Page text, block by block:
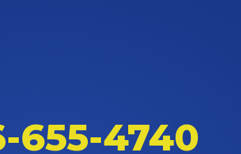
655-4740